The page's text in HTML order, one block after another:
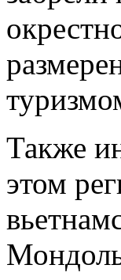
Также
этом